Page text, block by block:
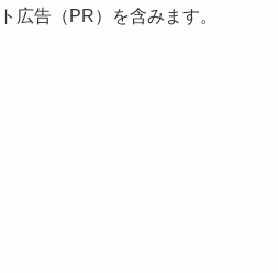
広告（PR）を含みます。